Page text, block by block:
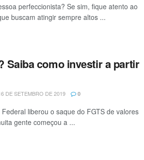
perfeccionista? Se sim, fique atento ao
buscam atingir sempre altos ...
Saiba como investir a partir
DE SETEMBRO DE 2019 0
liberou o saque do FGTS de valores
gente começou a ...